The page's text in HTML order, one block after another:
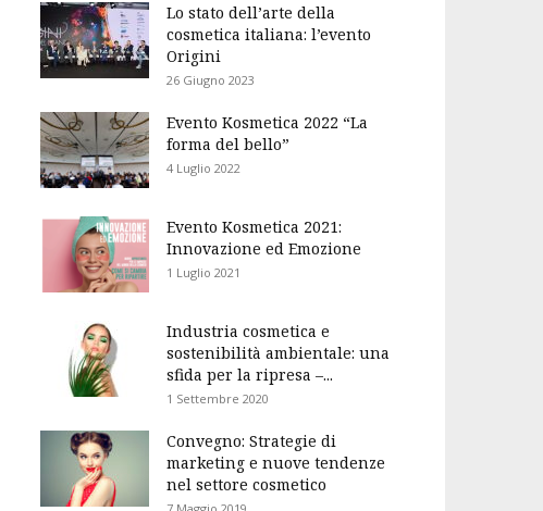
Lo stato dell’arte della
cosmetica italiana: l’evento
Origini
26 Giugno 2023
Evento Kosmetica 2022 “La
forma del bello”
4 Luglio 2022
Evento Kosmetica 2021:
Innovazione ed Emozione
1 Luglio 2021
Industria cosmetica e
sostenibilità ambientale: una
sfida per la ripresa –...
1 Settembre 2020
Convegno: Strategie di
marketing e nuove tendenze
nel settore cosmetico